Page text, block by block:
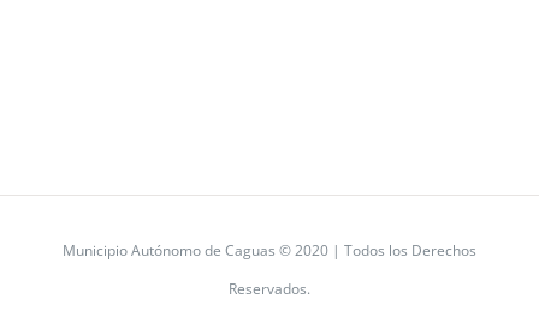
Municipio Autónomo de Caguas © 2020 | Todos los Derechos
Reservados.